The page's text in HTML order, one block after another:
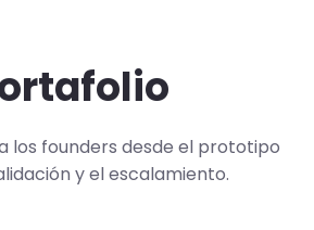
los founders desde el prototipo
y el escalamiento.